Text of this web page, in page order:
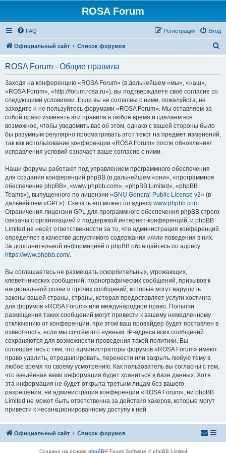
ROSA Forum
FAQ Вход
Регистрация
Официальный сайт Список форумов
ROSA Forum - Общие правила
Заходя на конференцию «ROSA Forum» (в дальнейшем «мы», «наш»,
«ROSA Forum», «http://forum.rosa.ru»), вы подтверждаете своё согласие со
следующими условиями. Если вы не согласны с ними, пожалуйста, не
заходите и не пользуйтесь форумами «ROSA Forum». Мы оставляем за
собой право изменять эти правила в любое время и сделаем всё
возможное, чтобы уведомить вас об этом, однако с вашей стороны было
бы разумным регулярно просматривать этот текст на предмет изменений,
так как использование конференции «ROSA Forum» после обновления/
исправления условий означает ваше согласие с ними.
Наши форумы работают под управлением программного обеспечения
для создания конференций phpBB (в дальнейшем «они», «программное
обеспечение phpBB», «www.phpbb.com», «phpBB Limited», «phpBB
Teams»), выпущенного по лицензии «GNU General Public License v2» (в
дальнейшем «GPL»). Скачать его можно по адресу www.phpbb.com.
Ограничения лицензии GPL для программного обеспечения phpBB строго
связаны с организацией и поддержкой интернет-конференций, и phpBB
Limited не несёт ответственности за то, что администрация конференций
определяет в качестве допустимого содержания и/или поведения в них.
За дополнительной информацией о phpBB обращайтесь по адресу
https://www.phpbb.com/.
Вы соглашаетесь не размещать оскорбительных, угрожающих,
клеветнических сообщений, порнографических сообщений, призывов к
национальной розни и прочих сообщений, которые могут нарушить
законы вашей страны, страны, которая предоставляет услуги хостинга
для форумов «ROSA Forum» или международное право. Попытки
размещения таких сообщений могут привести к вашему немедленному
отключению от конференции, при этом ваш провайдер будет поставлен в
известность, если мы сочтём это нужным. IP-адреса всех сообщений
сохраняются для возможности проведения такой политики. Вы
соглашаетесь с тем, что администраторы форумов «ROSA Forum» имеют
право удалить, отредактировать, перенести или закрыть любую тему в
любое время по своему усмотрению. Как пользователь вы согласны с тем,
что введённая вами информация будет храниться в базе данных. Хотя
эта информация не будет открыта третьим лицам без вашего
разрешения, ни администрация конференции «ROSA Forum», ни phpBB
Limited не может быть ответственна за действия хакеров, которые могут
привести к несанкционированному доступу к ней.
Официальный сайт Список форумов
Создано на основе phpBB® Forum Software © phpBB Limited